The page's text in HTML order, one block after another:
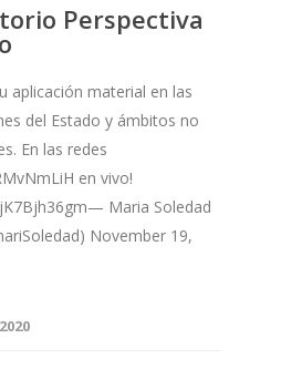
Perspectiva
aplicación material en las
del Estado y ámbitos no
En las redes
en vivo!
Maria Soledad
November 19,